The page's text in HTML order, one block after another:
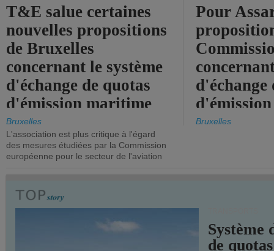
T&E salue certaines
nouvelles propositions
de Bruxelles
concernant le système
d'échange de quotas
d'émission maritime
de l'UE.
Bruxelles
L'association est plus critique à l'égard
des mesures étudiées par la Commission
européenne pour le secteur de l'aviation
Pour
d'échange
timide,
Bruxelles
Système
de